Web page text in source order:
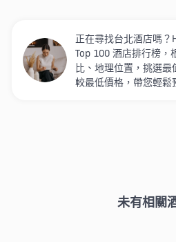
正在尋找台北酒店嗎
Top 100 酒店排行榜，
比、地理位置，挑選
較最低價格，帶您輕鬆
未有相關